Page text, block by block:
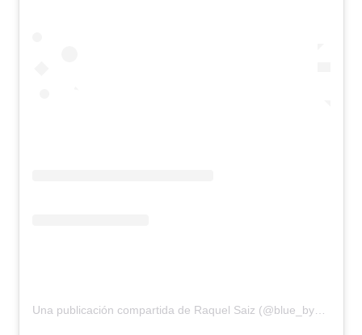
Una publicación compartida de Raquel Saiz (@blue_by_raquelsaiz)